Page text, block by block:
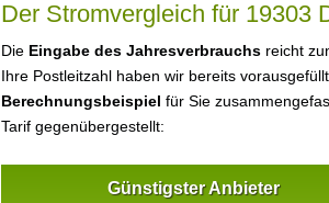
Der Stromvergleich für 19303
Die Eingabe des Jahresverbrauchs reicht
Ihre Postleitzahl haben wir bereits
Berechnungsbeispiel für Sie
Tarif gegenübergestellt:
Günstigster Anbieter